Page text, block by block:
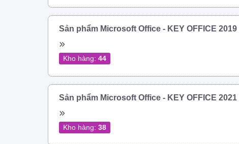
Sản phẩm Microsoft Office - KEY OFFICE 2019
Kho hàng: 44
Sản phẩm Microsoft Office - KEY OFFICE 2021
Kho hàng: 38